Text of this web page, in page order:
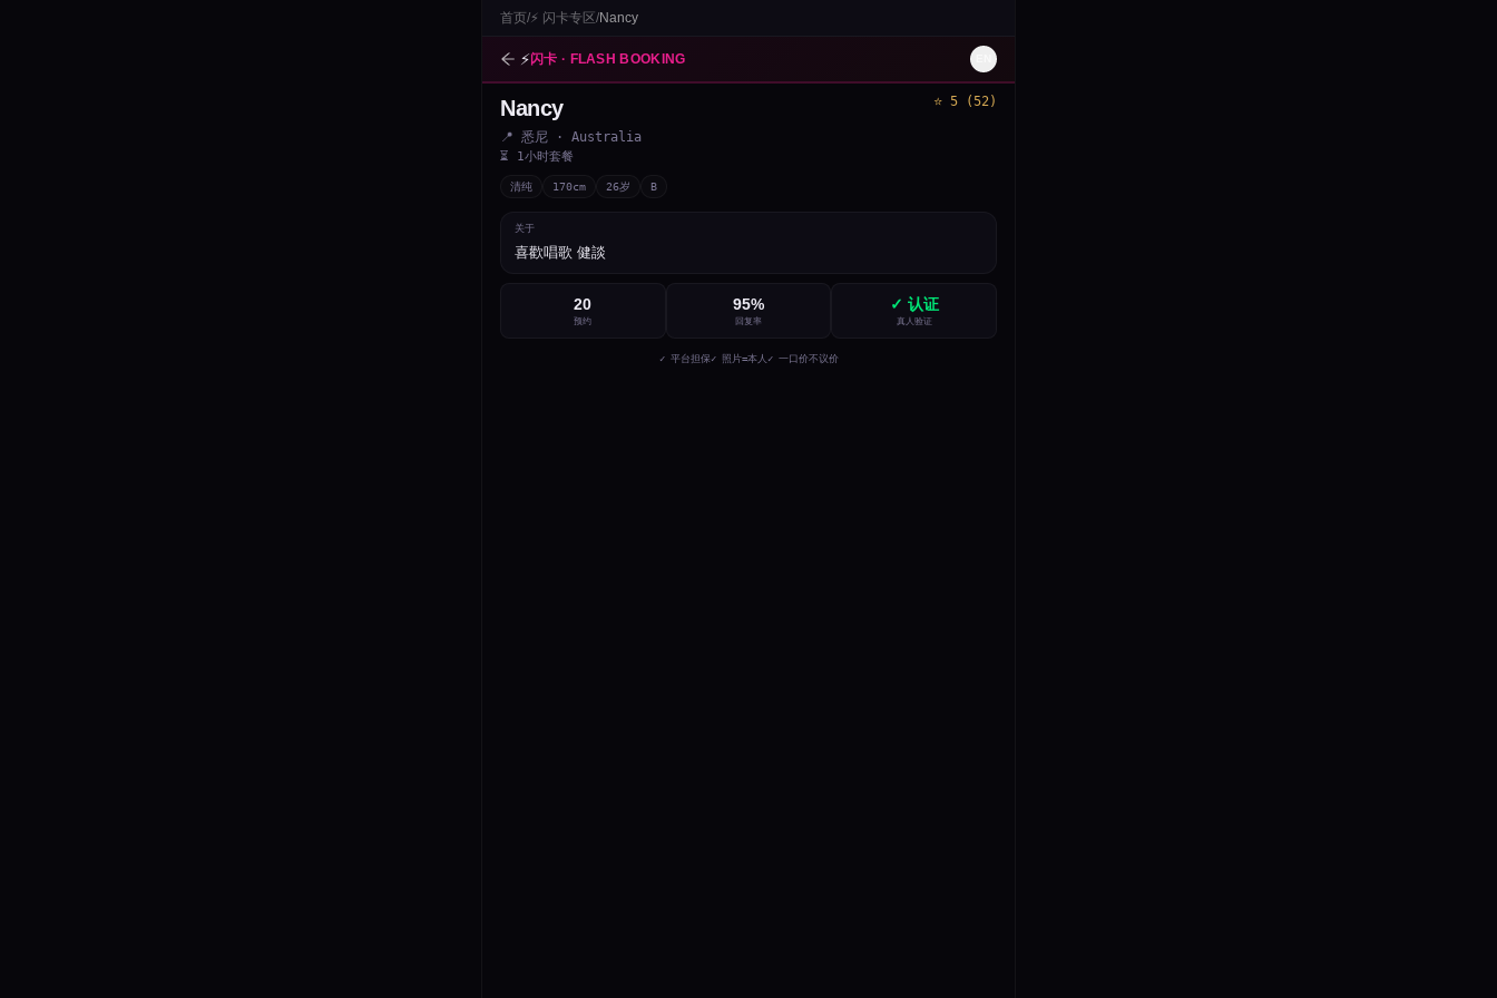
首页/⚡ 闪卡专区/Nancy
⚡闪卡 · FLASH BOOKING
Nancy ⭐ 5 (52)
📍 悉尼 · Australia
⏳ 1小时套餐
清纯 170cm 26岁 B
关于
喜歡唱歌 健談
20
预约
95%
回复率
✓ 认证
真人验证
✓ 平台担保✓ 照片=本人 ✓ 一口价不议价